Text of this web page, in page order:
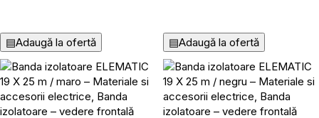
▤Adaugă la ofertă ▤Adaugă la ofertă